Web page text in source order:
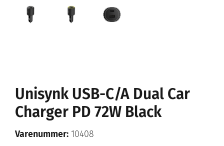
Unisynk USB-C/A Dual Car
Charger PD 72W Black
Varenummer: 10408